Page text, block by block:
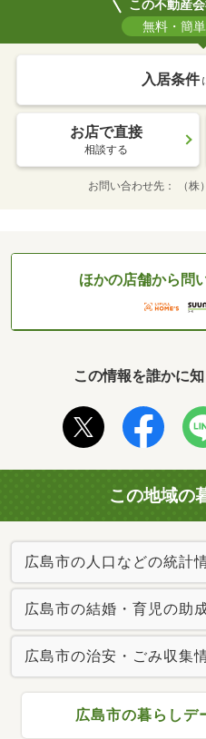
この不動産
無料・簡
入居条件
お店で直接
相談する
お問い合わせ先 （
ほかの店舗から問
この情報を誰かに
この地域の
広島市の人口などの統計
広島市の結婚・育児の助
広島市の治安・ごみ収集
広島市の暮らしデ